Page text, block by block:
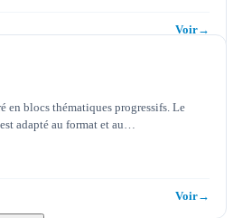
Voir→
en blocs thématiques progressifs. Le
adapté au format et au…
Voir→